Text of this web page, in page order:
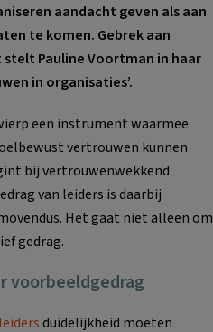
aandacht geven als aan
te komen. Gebrek aan
Pauline Voortman in haar
in organisaties’.
een instrument waarmee
vertrouwen kunnen
bij vertrouwenwekkend
van leiders is daarbij
Het gaat niet alleen om
gedrag.
voorbeeldgedrag
leidersduidelijkheid moeten